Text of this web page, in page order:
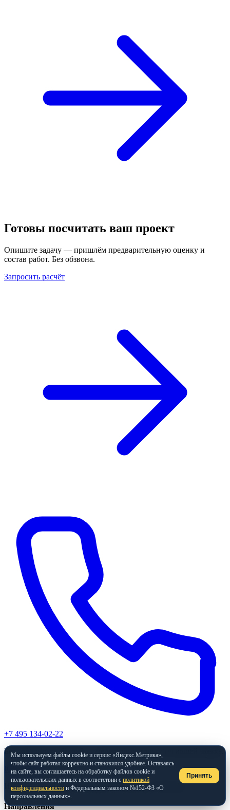
Готовы посчитать ваш проект
Опишите задачу — пришлём предварительную оценку и
состав работ. Без обзвона.
Запросить расчёт
+7 495 134-02-22
Без холодного обзвона — перезвоним только по вашей заявке.
ICE .partners
Инженерное бюро для бизнеса с 2008 года. Москва.
Направления
Мы используем файлы cookie и сервис «Яндекс.Метрика»,
чтобы сайт работал корректно и становился удобнее. Оставаясь
на сайте, вы соглашаетесь на обработку файлов cookie и
пользовательских данных в соответствии с политикой
конфиденциальности и Федеральным законом №152-ФЗ «О
персональных данных».
Принять